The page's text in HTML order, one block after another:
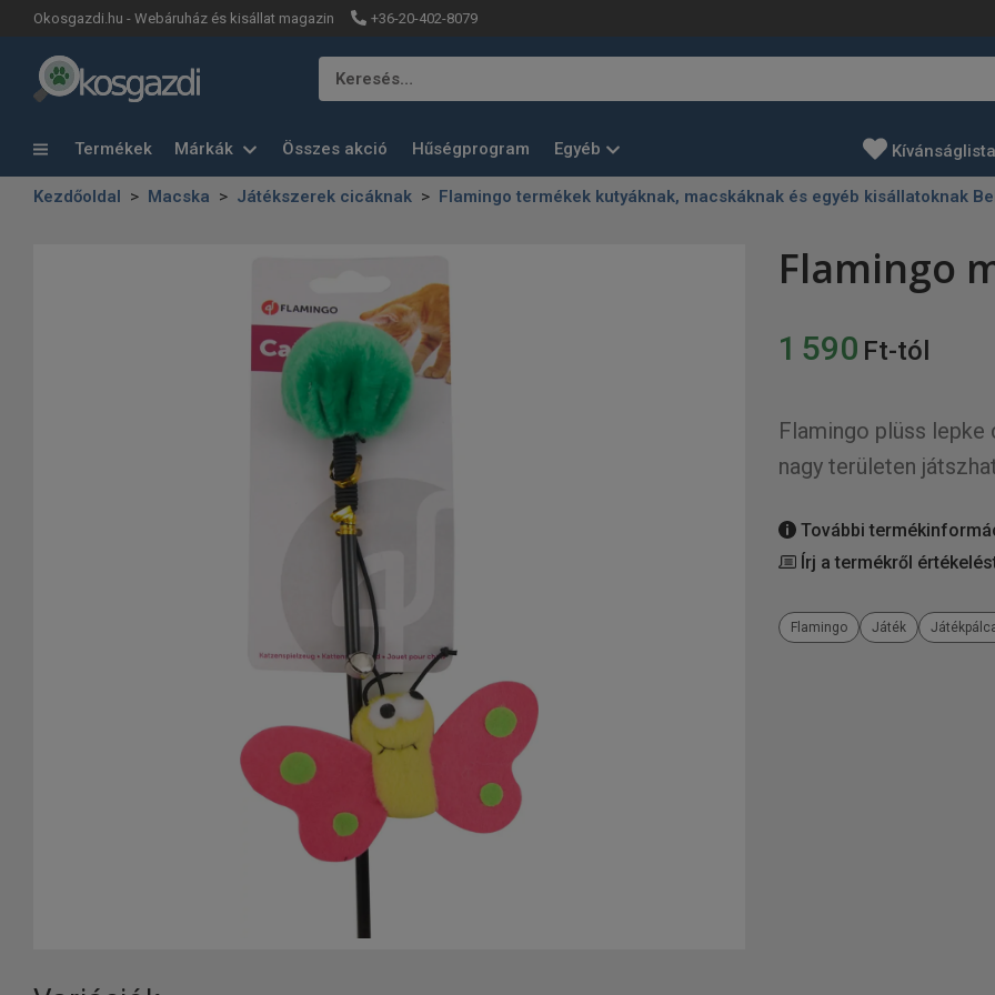
Okosgazdi.hu - Webáruház és kisállat magazin +36-20-402-8079
Keresés…
Termékek Márkák Összes akció Hűségprogram Egyéb Kívánságlista
Kezdőoldal Macska Játékszerek cicáknak Flamingo termékek kutyáknak, macskáknak és egyéb kisállatoknak
Flamingo
1 590 Ft-tól
Flamingo plüss
nagy területen
További
Írj a termékről
Flamingo Játék